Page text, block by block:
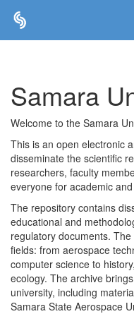
Samara
Welcome to the Samara
This is an open electronic
disseminate the scientific
researchers, faculty
everyone for academic
The repository contains
educational and
regulatory documents.
fields: from aerospace
computer science to
ecology. The archive
university, including
Samara State Aerospace